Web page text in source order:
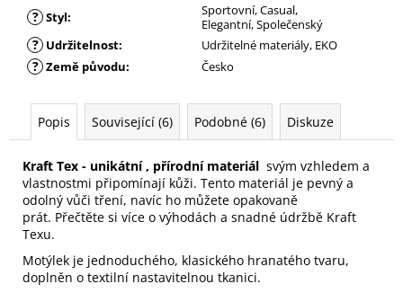
? Styl:
Sportovní, Casual,
Elegantní, Společenský
? Udržitelnost: Udržitelné materiály, EKO
? Země původu: Česko
Popis Související (6) Podobné (6) Diskuze
Kraft Tex - unikátní , přírodní materiál svým vzhledem a
vlastnostmi připomínají kůži. Tento materiál je pevný a
odolný vůči tření, navíc ho můžete opakovaně
prát. Přečtěte si více o výhodách a snadné údržbě Kraft
Texu.
Motýlek je jednoduchého, klasického hranatého tvaru,
doplněn o textilní nastavitelnou tkanici.